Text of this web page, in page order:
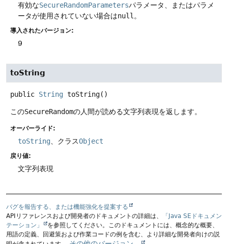
有効なSecureRandomParametersパラメータ、またはパラメ
ータが使用されていない場合はnull 。
導入されたバージョン:
9
toString
public String toString()
このSecureRandomの人間が読める文字列表現を返します。
オーバーライド:
toString 、クラスObject
戻り値:
文字列表現
バグを報告する、または機能強化を提案する
APIリファレンスおよび開発者のドキュメントの詳細は、
「Java SEドキュメン
テーション」
を参照してください。このドキュメントには、概念的な概要、
用語の定義、回避策および作業コードの例を含む、より詳細な開発者向けの説